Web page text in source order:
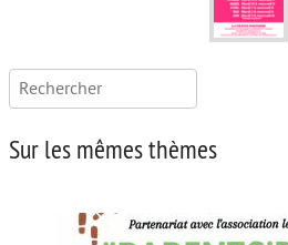
Rechercher :
Sur les mêmes thèmes